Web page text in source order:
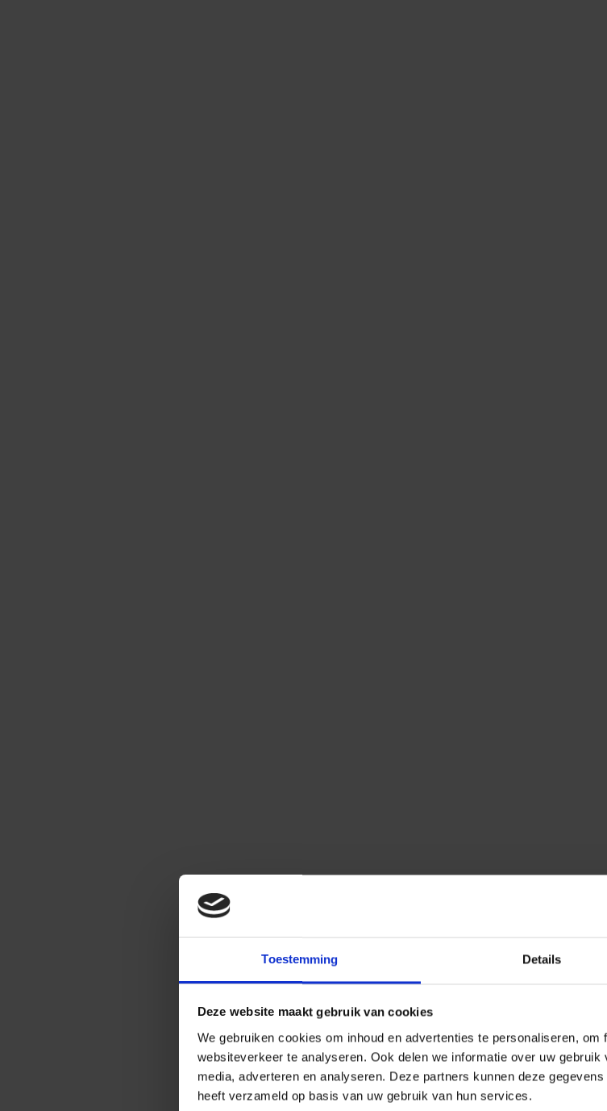
Toestemming Details
Deze website maakt gebruik van cookies
We gebruiken cookies om inhoud en advertenties te personaliseren,
websiteverkeer te analyseren. Ook delen we informatie over uw
media, adverteren en analyseren. Deze partners kunnen deze
heeft verzameld op basis van uw gebruik van hun services.